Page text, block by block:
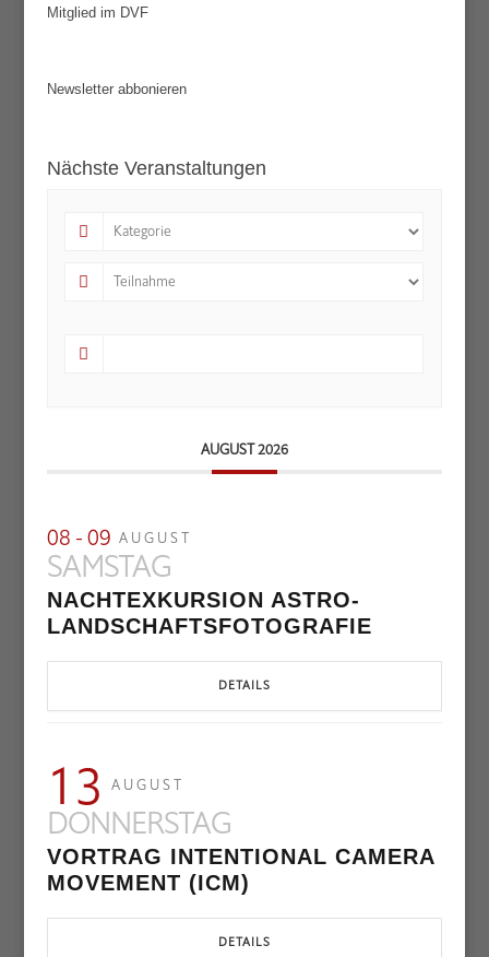
Mitglied im DVF
Newsletter abbonieren
Nächste Veranstaltungen
AUGUST 2026
08 - 09 AUGUST
SAMSTAG
NACHTEXKURSION ASTRO-
LANDSCHAFTSFOTOGRAFIE
DETAILS
13 AUGUST
DONNERSTAG
VORTRAG INTENTIONAL CAMERA
MOVEMENT (ICM)
DETAILS